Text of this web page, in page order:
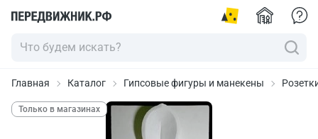
Главная Каталог Гипсовые фигуры и манекены
Только в магазинах